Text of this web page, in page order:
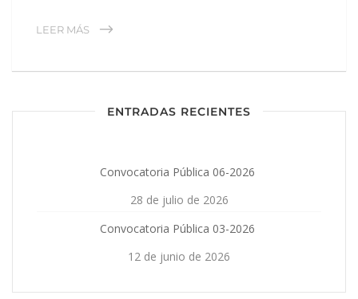
LEER MÁS
ENTRADAS RECIENTES
Convocatoria Pública 06-2026
28 de julio de 2026
Convocatoria Pública 03-2026
12 de junio de 2026